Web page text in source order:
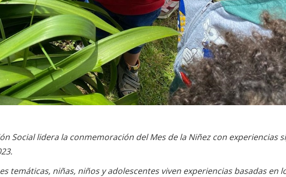
Social lidera la conmemoración del Mes de la Niñez con experiencias
temáticas, niñas, niños y adolescentes viven experiencias basadas en